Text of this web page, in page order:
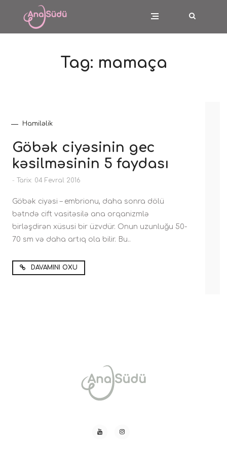
Tag: mamaça
Hamiləlik
Göbək ciyəsinin gec
kəsilməsinin 5 faydası
- Tarix: 04 Fevral 2016
Göbək ciyəsi – embrionu, daha sonra dölü
bətndə cift vasitəsilə ana orqanizmlə
birləşdirən xüsusi bir üzvdür. Onun uzunluğu 50-
70 sm və daha artıq ola bilir. Bu..
DAVAMINI OXU